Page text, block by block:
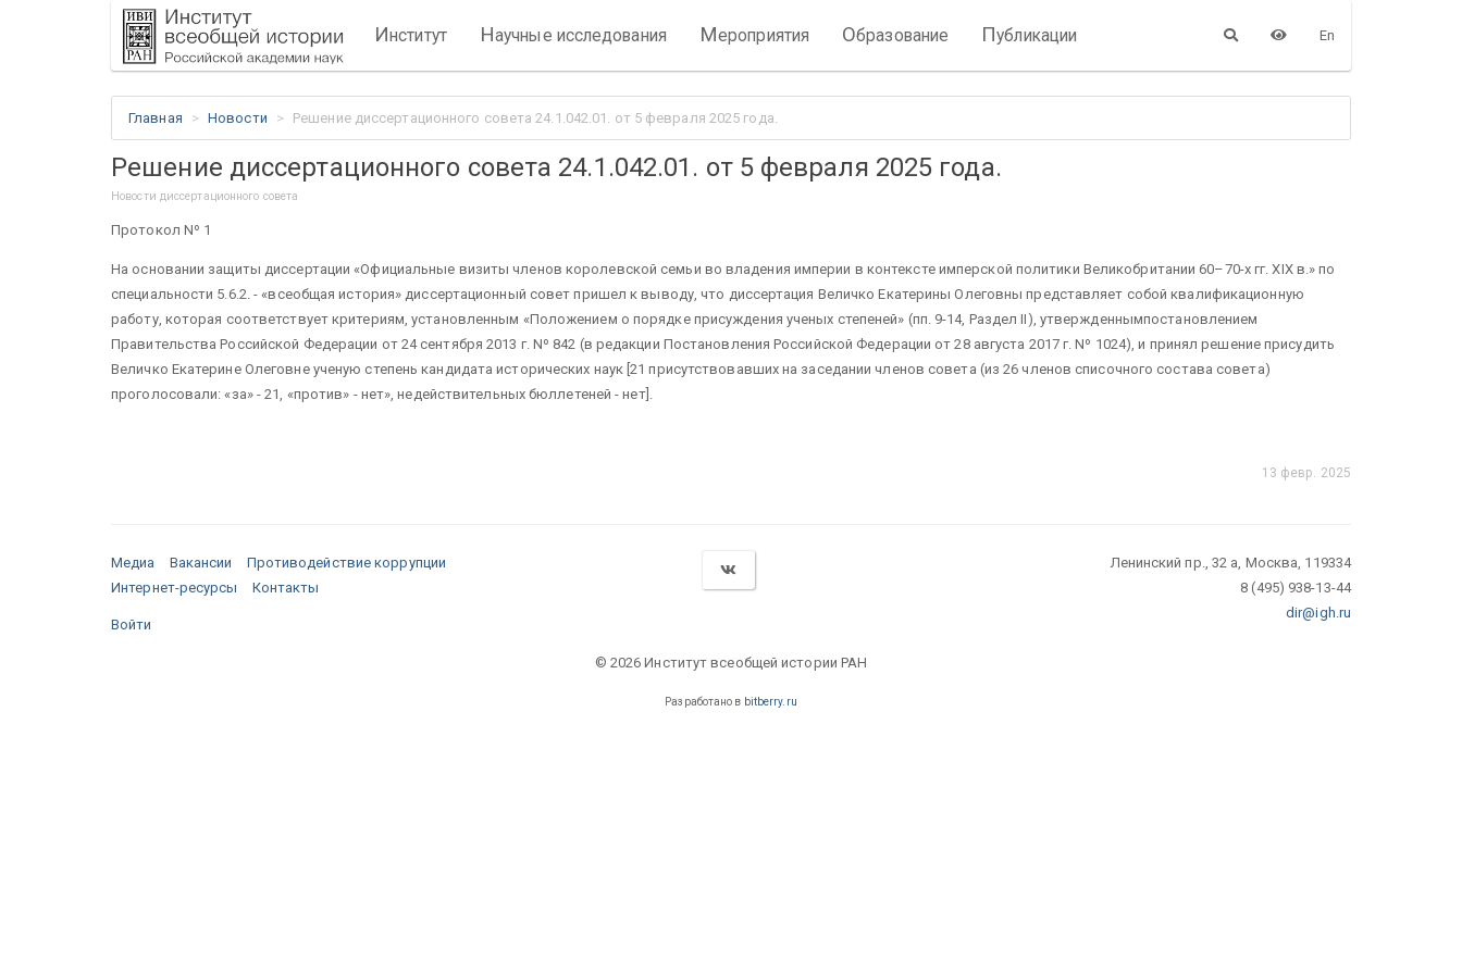
Институт Научные исследования Мероприятия Образование Публикации En
Главная Новости Решение диссертационного совета 24.1.042.01. от 5 февраля 2025 года.
Решение диссертационного совета 24.1.042.01. от 5 февраля 2025 года.
Новости диссертационного совета
Протокол Nº 1
На основании защиты диссертации «Официальные визиты членов королевской семьи во владения империи в контексте имперской политики Великобритании 60–70-х гг. XIX в.» по
специальности 5.6.2. - «всеобщая история» диссертационный совет пришел к выводу, что диссертация Величко Екатерины Олеговны представляет собой квалификационную
работу, которая соответствует критериям, установленным «Положением о порядке присуждения ученых степеней» (пп. 9-14, Раздел II), утвержденнымпостановлением
Правительства Российской Федерации от 24 сентября 2013 г. Nº 842 (в редакции Постановления Российской Федерации от 28 августа 2017 г. Nº 1024), и принял решение присудить
Величко Екатерине Олеговне ученую степень кандидата исторических наук [21 присутствовавших на заседании членов совета (из 26 членов списочного состава совета)
проголосовали: «за» - 21, «против» - нет», недействительных бюллетеней - нет].
13 февр. 2025
Медиа Вакансии
Противодействие коррупции
Интернет-ресурсы
Контакты
Войти
Ленинский пр., 32 а, Москва, 119334
8 (495) 938-13-44
dir@igh.ru
© 2026 Институт всеобщей истории РАН
Разработано в bitberry.ru